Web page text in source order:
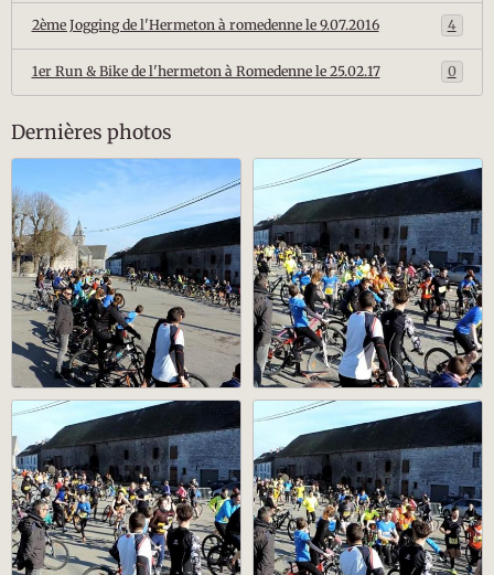
2ème Jogging de l'Hermeton à romedenne le 9.07.2016 4
1er Run & Bike de l'hermeton à Romedenne le 25.02.17 0
Dernières photos